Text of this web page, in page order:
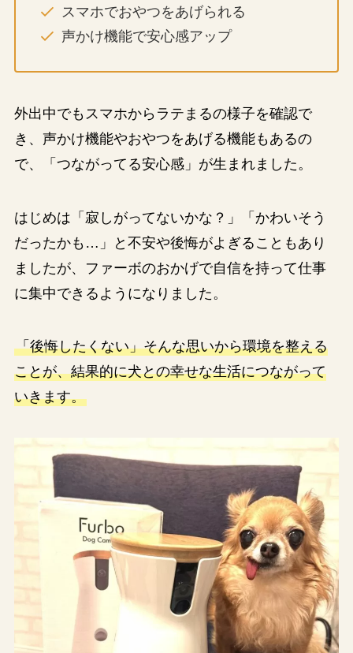
スマホでおやつをあげられる
声かけ機能で安心感アップ
外出中でもスマホからラテまるの様子を確認で
き、声かけ機能やおやつをあげる機能もあるの
で、「つながってる安心感」が生まれました。
はじめは「寂しがってないかな？」「かわいそう
だったかも…」と不安や後悔がよぎることもあり
ましたが、ファーボのおかげで自信を持って仕事
に集中できるようになりました。
「後悔したくない」そんな思いから環境を整える
ことが、結果的に犬との幸せな生活につながって
いきます。